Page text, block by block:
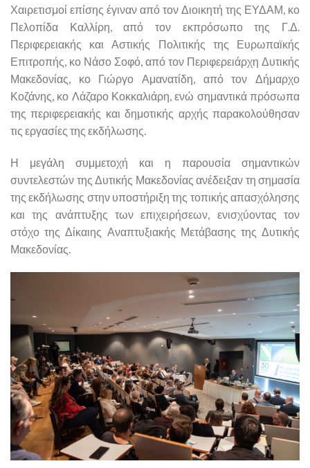
Χαιρετισμοί επίσης έγιναν από τον Διοικητή της ΕΥΔΑΜ, κο
Πελοπίδα Καλλίρη, από τον εκπρόσωπο της Γ.Δ.
Περιφερειακής και Αστικής Πολιτικής της Ευρωπαϊκής
Επιτροπής, κο Νάσο Σοφό, από τον Περιφερειάρχη Δυτικής
Μακεδονίας, κο Γιώργο Αμανατίδη, από τον Δήμαρχο
Κοζάνης, κο Λάζαρο Κοκκαλιάρη, ενώ σημαντικά πρόσωπα
της περιφερειακής και δημοτικής αρχής παρακολούθησαν
τις εργασίες της εκδήλωσης.
Η μεγάλη συμμετοχή και η παρουσία σημαντικών
συντελεστών της Δυτικής Μακεδονίας ανέδειξαν τη σημασία
της εκδήλωσης στην υποστήριξη της τοπικής απασχόλησης
και της ανάπτυξης των επιχειρήσεων, ενισχύοντας τον
στόχο της Δίκαιης Αναπτυξιακής Μετάβασης της Δυτικής
Μακεδονίας.